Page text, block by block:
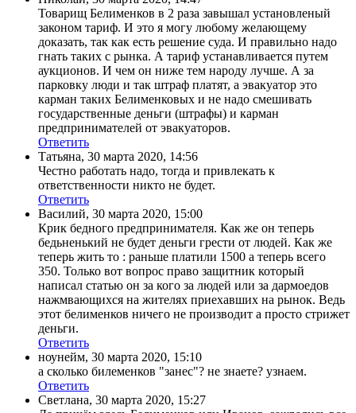
Товарищ Белименков в 2 раза завышал установленый
законом тариф. И это я могу любому желающему
доказать, так как есть решение суда. И правильно надо
гнать таких с рынка. А тариф устанавливается путем
аукционов. И чем он ниже тем народу лучше. А за
парковку люди и так штраф платят, а эвакуатор это
карман таких Белименковых и не надо смешивать
государственные деньги (штрафы) и карман
предпринимателей от эвакуаторов.
Ответить
Татьяна, 30 марта 2020, 14:56
Честно работать надо, тогда и привлекать к
ответственности никто не будет.
Ответить
Василий, 30 марта 2020, 15:00
Крик бедного предпринимателя. Как же он теперь
бедьненький не будет деньги грести от людей. Как же
теперь жить то : раньше платили 1500 а теперь всего
350. Только вот вопрос право защитник который
написал статью он за кого за людей или за дармоедов
нажмвающихся на жителях приехавших на рынок. Ведь
этот белименков ничего не производит а просто стрижет
деньги.
Ответить
ноунейм, 30 марта 2020, 15:10
а сколько билеменков "занес"? не знаете? узнаем.
Ответить
Светлана, 30 марта 2020, 15:27